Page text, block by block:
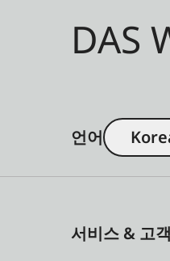
DAS
언어
서비스 & 고